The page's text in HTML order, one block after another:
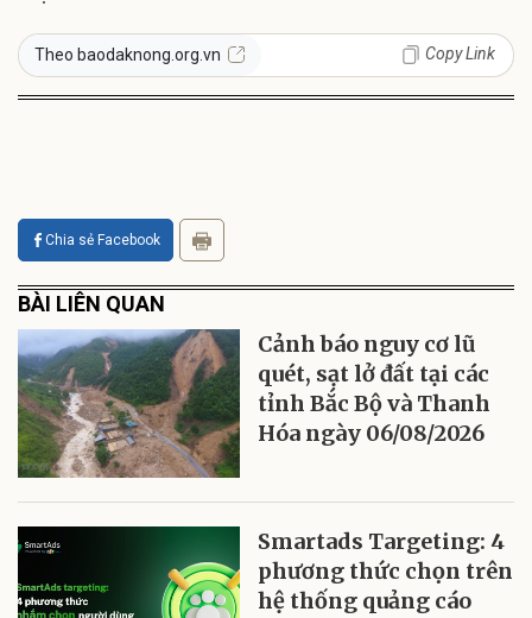
Theo baodaknong.org.vn Copy Link
Chia sẻ Facebook
BÀI LIÊN QUAN
Cảnh báo nguy cơ lũ
quét, sạt lở đất tại các
tỉnh Bắc Bộ và Thanh
Hóa ngày 06/08/2026
Smartads Targeting: 4
phương thức chọn trên
hệ thống quảng cáo